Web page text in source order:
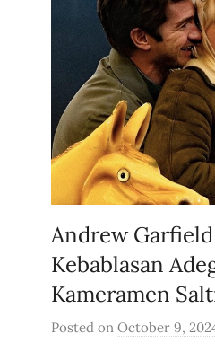
Andrew
Kebablasan
Kameramen
Posted onOctober 9,